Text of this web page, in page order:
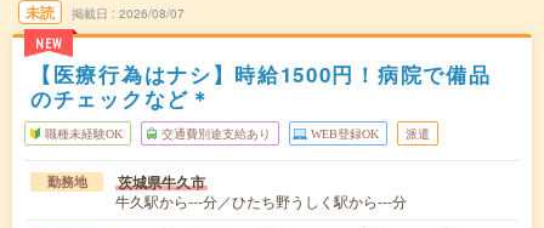
未読
NEW
掲載日 2026/08/07
【医療行為はナシ】時給1500円！病院で備品
のチェックなど＊
職種未経験OK 交通費別途支給あり WEB登録OK 派遣
勤務地 茨城県牛久市
牛久駅から---分／ひたち野うしく駅から---分